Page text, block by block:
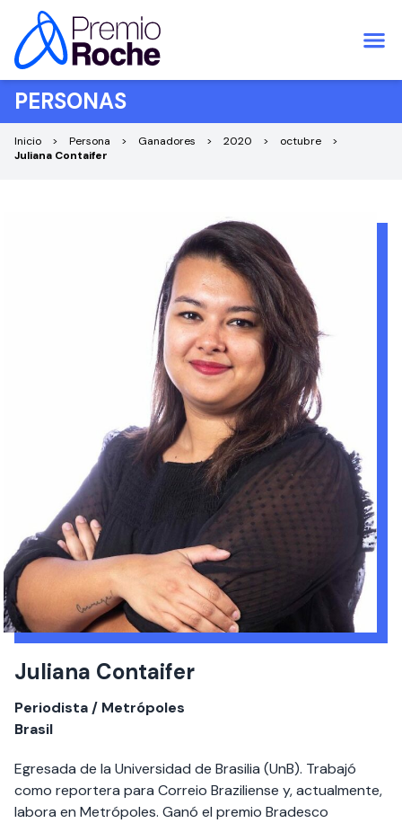
Saltar al contenido
PERSONAS
Inicio Persona Ganadores 2020
octubre
Juliana Contaifer
Juliana Contaifer
Periodista / Metrópoles
Brasil
Egresada de la Universidad de Brasilia (UnB). Trabajó
como reportera para Correio Braziliense y, actualmente,
labora en Metrópoles. Ganó el premio Bradesco